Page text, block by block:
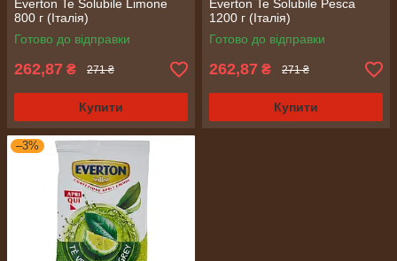
Everton Te Solubile Limone
800 г (Італія)
Готово до відправки
262,87 ₴ 271 ₴
Купити
Everton Te Solubile Pesca
1200 г (Італія)
Готово до відправки
262,87 ₴ 271 ₴
Купити
–3%